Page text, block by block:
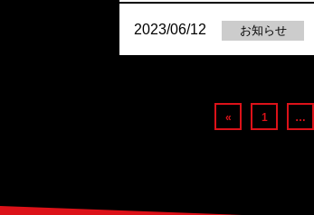
2023/06/12 お知らせ
« 1 …